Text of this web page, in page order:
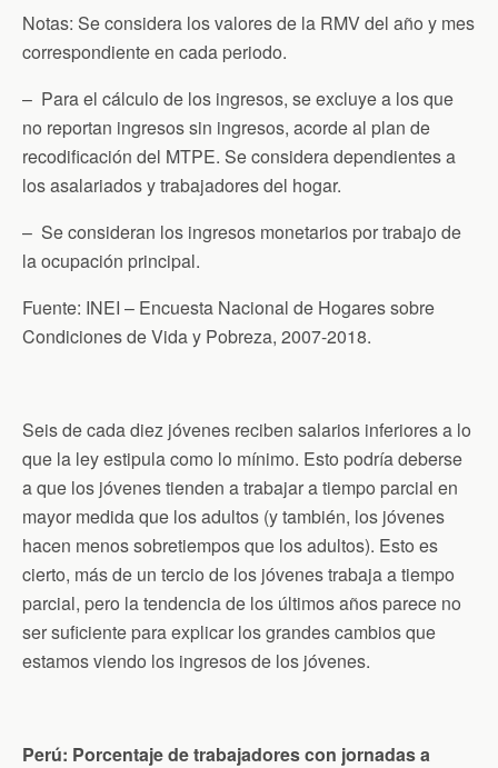
Notas: Se considera los valores de la RMV del año y mes
correspondiente en cada periodo.
– Para el cálculo de los ingresos, se excluye a los que
no reportan ingresos sin ingresos, acorde al plan de
recodificación del MTPE. Se considera dependientes a
los asalariados y trabajadores del hogar.
– Se consideran los ingresos monetarios por trabajo de
la ocupación principal.
Fuente: INEI – Encuesta Nacional de Hogares sobre
Condiciones de Vida y Pobreza, 2007-2018.
Seis de cada diez jóvenes reciben salarios inferiores a lo
que la ley estipula como lo mínimo. Esto podría deberse
a que los jóvenes tienden a trabajar a tiempo parcial en
mayor medida que los adultos (y también, los jóvenes
hacen menos sobretiempos que los adultos). Esto es
cierto, más de un tercio de los jóvenes trabaja a tiempo
parcial, pero la tendencia de los últimos años parece no
ser suficiente para explicar los grandes cambios que
estamos viendo los ingresos de los jóvenes.
Perú: Porcentaje de trabajadores con jornadas a